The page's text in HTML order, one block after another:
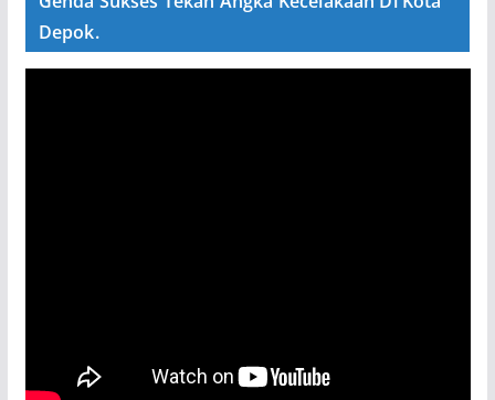
Depok.